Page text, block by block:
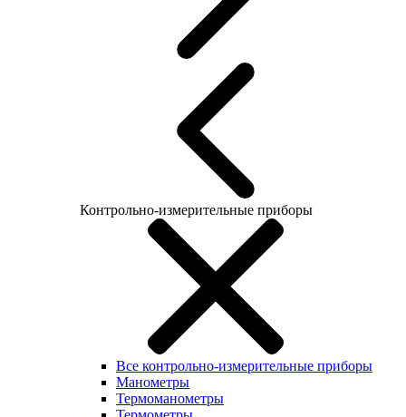
Контрольно-измерительные приборы
Все контрольно-измерительные приборы
Манометры
Термоманометры